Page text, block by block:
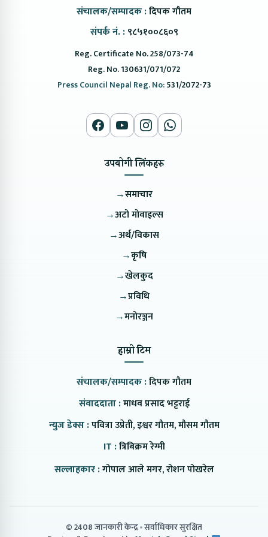
संचालक/सम्पादक :दिपक गौतम
संपर्क नं. : ९८५१००८६०९
Reg. Certificate No. 258/073-74
Reg. No. 130631/071/072
Press Council Nepal Reg. No:531/2072-73
उपयोगी लिंकहरु
→समाचार
→अटो मोवाइल्स
→अर्थ/विकास
→कृषि
→खेलकुद
→प्रविधि
→मनोरञ्जन
हाम्रो टिम
संचालक/सम्पादक :दिपक गौतम
संवाददाता :माधव प्रसाद भट्टराई
न्युज डेक्स :पवित्रा उप्रेती, इश्वर गौतम, मौसम गौतम
IT :त्रिबिक्रम रेग्मी
सल्लाहकार :गोपाल आले मगर, रोशन पोखरेल
© 2408 जानकारी केन्द्र सर्वाधिकार सुरक्षित